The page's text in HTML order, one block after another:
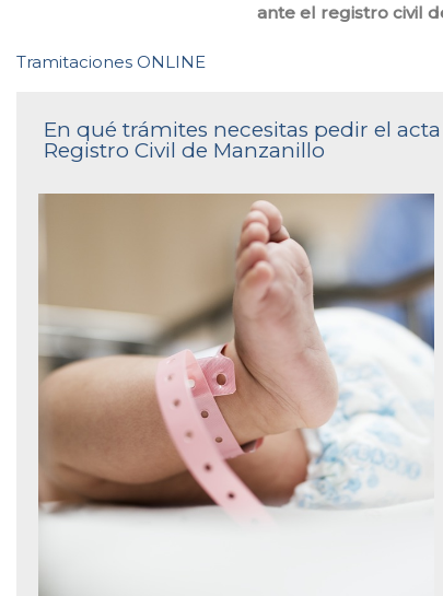
ante el registro civil
Tramitaciones ONLINE
En qué trámites necesitas pedir el
Registro Civil de Manzanillo